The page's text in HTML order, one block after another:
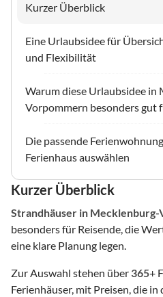
Kurzer Überblick
Eine Urlaubsidee für
und Flexibilität
Warum diese Urlaubsidee in
Vorpommern besonders gut
Die passende
Ferienhaus auswählen
Kurzer Überblick
Strandhäuser in Mecklenburg-
besonders für Reisende, die
eine klare Planung legen.
Zur Auswahl stehen über 365+
Ferienhäuser, mit Preisen, die in